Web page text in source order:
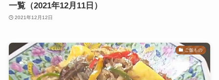
一覧（2021年12月11日）
2021年12月12日
ご飯もの